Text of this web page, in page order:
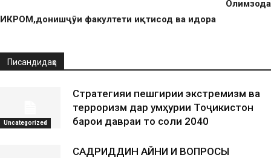
Олимзода
ИКРОМ,донишҷӯи факултети иқтисод ва идора
Писандидаҳо
Uncategorized
Стратегияи пешгирии экстремизм ва
терроризм дар Ҷумҳурии Тоҷикистон
барои давраи то соли 2040
САДРИДДИН АЙНИ И ВОПРОСЫ